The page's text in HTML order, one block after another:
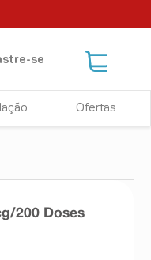
se
Ofertas
200 Doses